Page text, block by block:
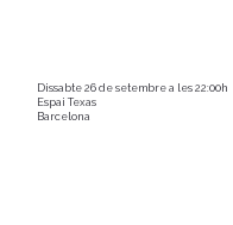
Dissabte 26 de setembre a les 22:00h
Espai Texas
Barcelona